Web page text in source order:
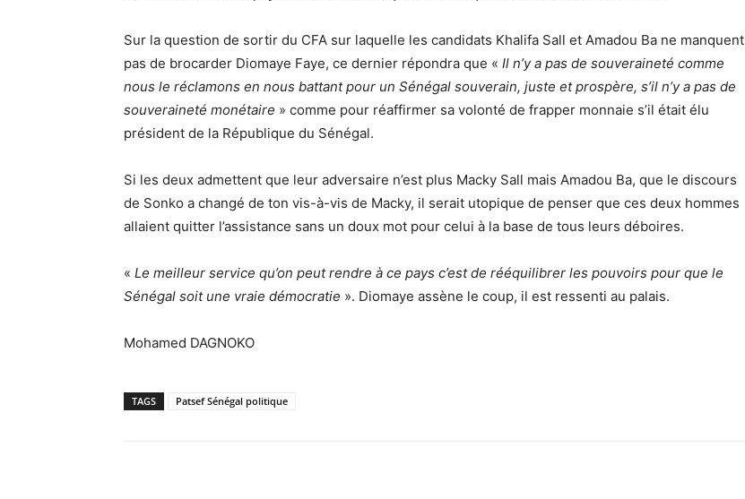
Sur la question de sortir du CFA sur laquelle les candidats Khalifa Sall et Amadou Ba ne manquent
pas de brocarder Diomaye Faye, ce dernier répondra que « Il n’y a pas de souveraineté comme
nous le réclamons en nous battant pour un Sénégal souverain, juste et prospère, s’il n’y a pas de
souveraineté monétaire » comme pour réaffirmer sa volonté de frapper monnaie s’il était élu
président de la République du Sénégal.
Si les deux admettent que leur adversaire n’est plus Macky Sall mais Amadou Ba, que le discours
de Sonko a changé de ton vis-à-vis de Macky, il serait utopique de penser que ces deux hommes
allaient quitter l’assistance sans un doux mot pour celui à la base de tous leurs déboires.
« Le meilleur service qu’on peut rendre à ce pays c’est de rééquilibrer les pouvoirs pour que le
Sénégal soit une vraie démocratie ». Diomaye assène le coup, il est ressenti au palais.
Mohamed DAGNOKO
TAGS Patsef Sénégal politique